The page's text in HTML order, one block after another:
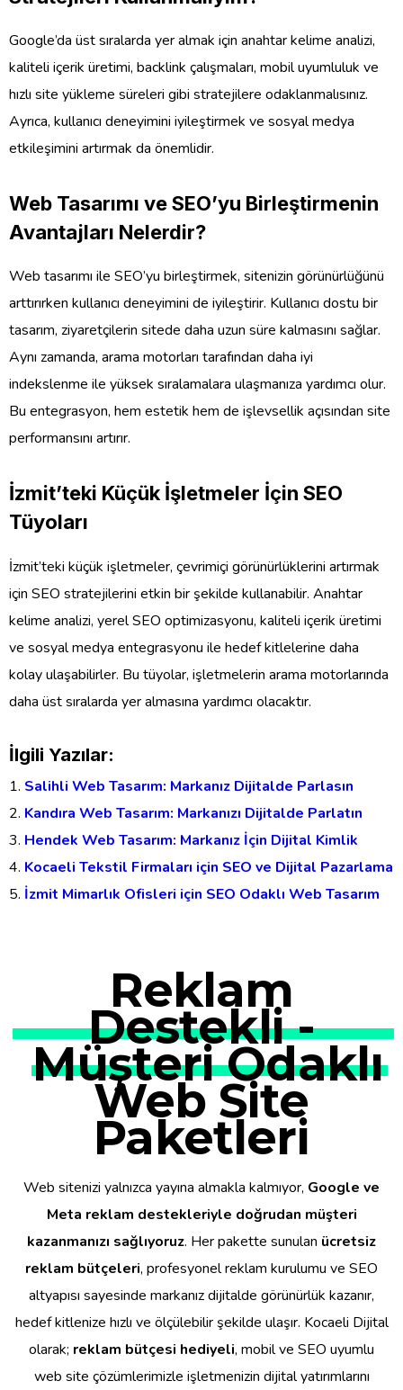
Google’da üst sıralarda yer almak için anahtar kelime analizi,
kaliteli içerik üretimi, backlink çalışmaları, mobil uyumluluk ve
hızlı site yükleme süreleri gibi stratejilere odaklanmalısınız.
Ayrıca, kullanıcı deneyimini iyileştirmek ve sosyal medya
etkileşimini artırmak da önemlidir.
Web Tasarımı ve SEO’yu Birleştirmenin
Avantajları Nelerdir?
Web tasarımı ile SEO’yu birleştirmek, sitenizin görünürlüğünü
arttırırken kullanıcı deneyimini de iyileştirir. Kullanıcı dostu bir
tasarım, ziyaretçilerin sitede daha uzun süre kalmasını sağlar.
Aynı zamanda, arama motorları tarafından daha iyi
indekslenme ile yüksek sıralamalara ulaşmanıza yardımcı olur.
Bu entegrasyon, hem estetik hem de işlevsellik açısından site
performansını artırır.
İzmit’teki Küçük İşletmeler İçin SEO
Tüyoları
İzmit’teki küçük işletmeler, çevrimiçi görünürlüklerini artırmak
için SEO stratejilerini etkin bir şekilde kullanabilir. Anahtar
kelime analizi, yerel SEO optimizasyonu, kaliteli içerik üretimi
ve sosyal medya entegrasyonu ile hedef kitlelerine daha
kolay ulaşabilirler. Bu tüyolar, işletmelerin arama motorlarında
daha üst sıralarda yer almasına yardımcı olacaktır.
İlgili Yazılar:
Salihli Web Tasarım: Markanız Dijitalde Parlasın
Kandıra Web Tasarım: Markanızı Dijitalde Parlatın
Hendek Web Tasarım: Markanız İçin Dijital Kimlik
Kocaeli Tekstil Firmaları için SEO ve Dijital Pazarlama
İzmit Mimarlık Ofisleri için SEO Odaklı Web Tasarım
Reklam
Destekli -
Müşteri Odaklı
Web Site
Paketleri
Web sitenizi yalnızca yayına almakla kalmıyor, Google ve
Meta reklam destekleriyle doğrudan müşteri
kazanmanızı sağlıyoruz. Her pakette sunulan ücretsiz
reklam bütçeleri, profesyonel reklam kurulumu ve SEO
altyapısı sayesinde markanız dijitalde görünürlük kazanır,
hedef kitlenize hızlı ve ölçülebilir şekilde ulaşır. Kocaeli Dijital
olarak; reklam bütçesi hediyeli, mobil ve SEO uyumlu
web site çözümlerimizle işletmenizin dijital yatırımlarını